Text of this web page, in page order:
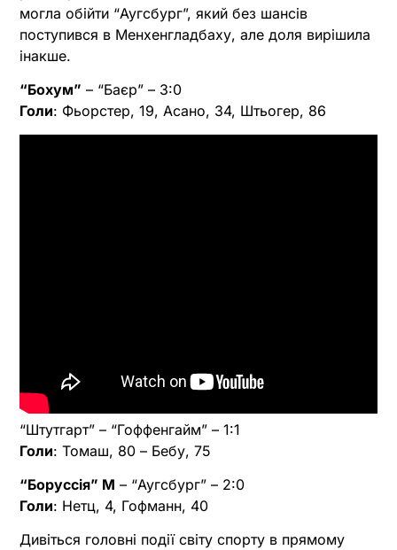
могла обійти “Аугсбург”, який без шансів
поступився в Менхенгладбаху, але доля вирішила
інакше.
“Бохум” – “Баєр” – 3:0
Голи: Фьорстер, 19, Асано, 34, Штьогер, 86
“Штутгарт” – “Гоффенгайм” – 1:1
Голи: Томаш, 80 – Бебу, 75
“Боруссія” М – “Аугсбург” – 2:0
Голи: Нетц, 4, Гофманн, 40
Дивіться головні події світу спорту в прямому